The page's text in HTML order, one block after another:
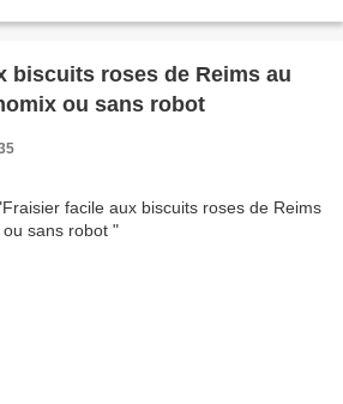
biscuits roses de Reims au
ou sans robot